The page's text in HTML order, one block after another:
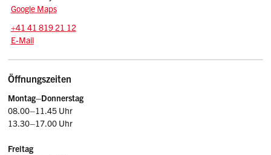
Google Maps
Tel.:
+41 41 819 21 12
E-Mail: afg
E-Mail
Öffnungszeiten
Montag–Donnerstag
08.00–11.45 Uhr
13.30–17.00 Uhr
Freitag